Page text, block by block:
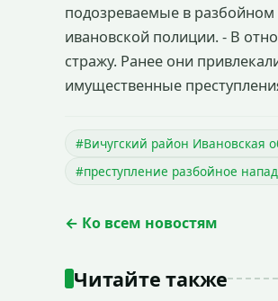
подозреваемые в
ивановской полиции. - В
стражу. Ранее они
имущественные
#Вичугский район Ивановская
#преступление разбойное
← Ко всем новостям
Читайте также